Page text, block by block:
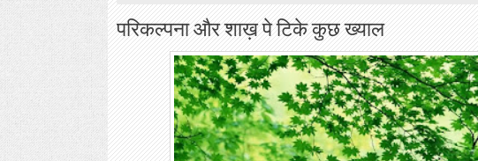
परिकल्पना और शाख़ पे टिके कुछ ख्याल